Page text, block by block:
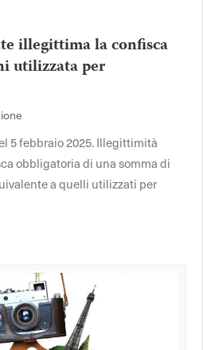
illegittima la confisca
utilizzata per
5 febbraio 2025. Illegittimità
obbligatoria di una somma di
a quelli utilizzati per